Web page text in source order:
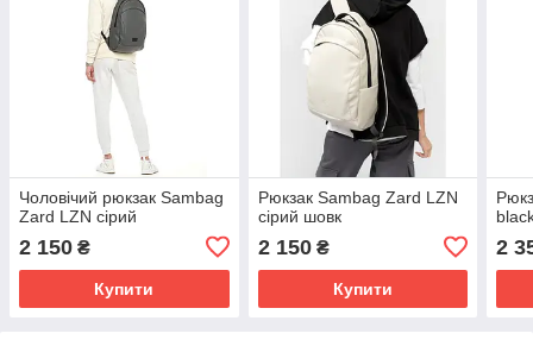
Чоловічий рюкзак Sambag
Zard LZN сірий
2 150 ₴
Купити
Рюкзак Sambag Zard LZN
сірий шовк
2 150₴
Купити
2